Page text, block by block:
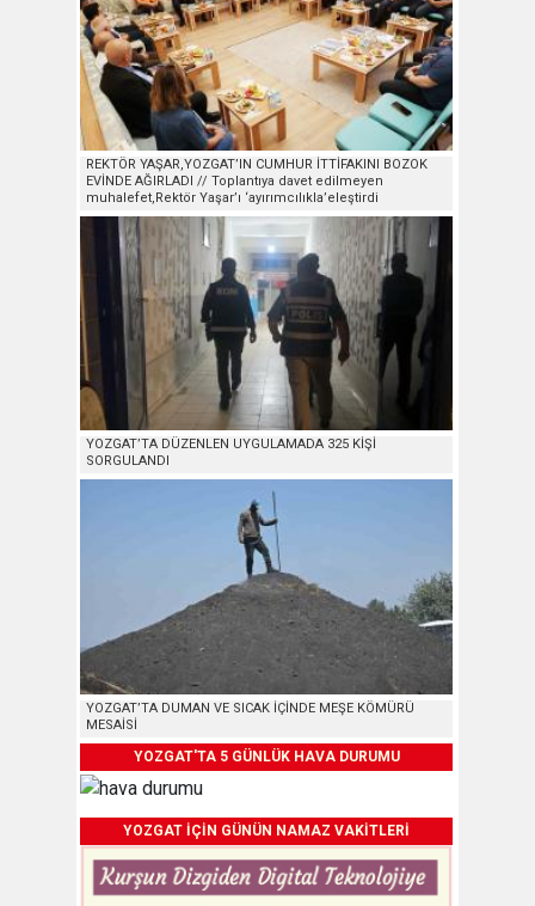
REKTÖR YAŞAR,YOZGAT’IN CUMHUR İTTİFAKINI BOZOK
EVİNDE AĞIRLADI // Toplantıya davet edilmeyen
muhalefet,Rektör Yaşar’ı ‘ayırımcılıkla’eleştirdi
YOZGAT’TA DÜZENLEN UYGULAMADA 325 KİŞİ
SORGULANDI
YOZGAT’TA DUMAN VE SICAK İÇİNDE MEŞE KÖMÜRÜ
MESAİSİ
YOZGAT'TA 5 GÜNLÜK HAVA DURUMU
YOZGAT İÇİN GÜNÜN NAMAZ VAKİTLERİ